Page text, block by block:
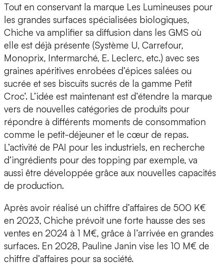
Tout en conservant la marque Les Lumineuses pour
les grandes surfaces spécialisées biologiques,
Chiche va amplifier sa diffusion dans les GMS où
elle est déjà présente (Système U, Carrefour,
Monoprix, Intermarché, E. Leclerc, etc.) avec ses
graines apéritives enrobées d’épices salées ou
sucrée et ses biscuits sucrés de la gamme Petit
Croc’. L’idée est maintenant est d’étendre la marque
vers de nouvelles catégories de produits pour
répondre à différents moments de consommation
comme le petit-déjeuner et le cœur de repas.
L’activité de PAI pour les industriels, en recherche
d’ingrédients pour des topping par exemple, va
aussi être développée grâce aux nouvelles capacités
de production.
Après avoir réalisé un chiffre d’affaires de 500 K€
en 2023, Chiche prévoit une forte hausse des ses
ventes en 2024 à 1 M€, grâce à l’arrivée en grandes
surfaces. En 2028, Pauline Janin vise les 10 M€ de
chiffre d’affaires pour sa société.